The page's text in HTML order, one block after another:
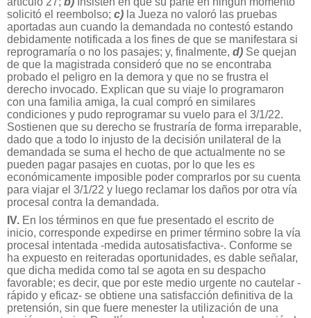
solicitó el reembolso; c) la Jueza no valoró las pruebas
aportadas aun cuando la demandada no contestó estando
debidamente notificada a los fines de que se manifestara si
reprogramaría o no los pasajes; y, finalmente, d) Se quejan
de que la magistrada consideró que no se encontraba
probado el peligro en la demora y que no se frustra el
derecho invocado. Explican que su viaje lo programaron
con una familia amiga, la cual compró en similares
condiciones y pudo reprogramar su vuelo para el 3/1/22.
Sostienen que su derecho se frustraría de forma irreparable,
dado que a todo lo injusto de la decisión unilateral de la
demandada se suma el hecho de que actualmente no se
pueden pagar pasajes en cuotas, por lo que les es
económicamente imposible poder comprarlos por su cuenta
para viajar el 3/1/22 y luego reclamar los daños por otra vía
procesal contra la demandada.
IV. En los términos en que fue presentado el escrito de
inicio, corresponde expedirse en primer término sobre la vía
procesal intentada -medida autosatisfactiva-. Conforme se
ha expuesto en reiteradas oportunidades, es dable señalar,
que dicha medida como tal se agota en su despacho
favorable; es decir, que por este medio urgente no cautelar -
rápido y eficaz- se obtiene una satisfacción definitiva de la
pretensión, sin que fuere menester la utilización de una